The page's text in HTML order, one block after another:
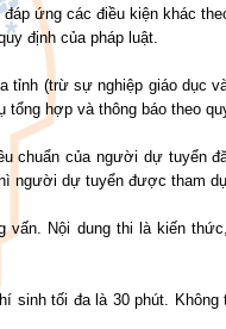
ứng các điều kiện khác
định của pháp luật.
tỉnh (trừ sự nghiệp giáo dục
hợp và thông báo theo
chuẩn của người dự tuyển
người dự tuyển được tham
vấn. Nội dung thi là kiến
sinh tối đa là 30 phút. Không